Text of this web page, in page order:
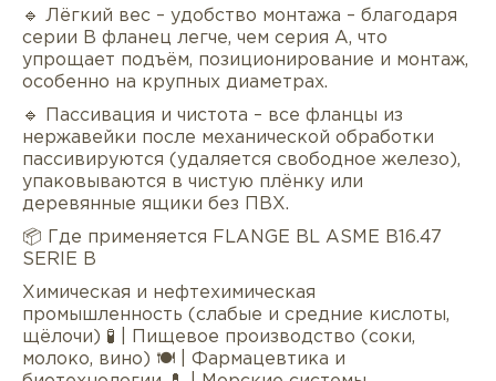
🔹 Лёгкий вес – удобство монтажа – благодаря
серии B фланец легче, чем серия A, что
упрощает подъём, позиционирование и монтаж,
особенно на крупных диаметрах.
🔹 Пассивация и чистота – все фланцы из
нержавейки после механической обработки
пассивируются (удаляется свободное железо),
упаковываются в чистую плёнку или
деревянные ящики без ПВХ.
📦 Где применяется FLANGE BL ASME B16.47
SERIE B
Химическая и нефтехимическая
промышленность (слабые и средние кислоты,
щёлочи) 🧪 | Пищевое производство (соки,
молоко, вино) 🍽 | Фармацевтика и